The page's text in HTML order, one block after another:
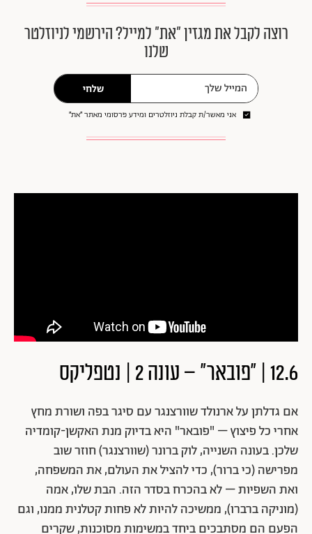
רוצה לקבל את מגזין ״את״ למייל? הירשמי לניוזלטר
שלנו
שלחי
אני מאשר/ת קבלת ניוזלטרים ומידע פרסומי מאתר ״את״
12.6 | "פובאר" – עונה 2 | נטפליקס
אם גדלתן על ארנולד שוורצנגר עם סיגר בפה ושורת מחץ
אחרי כל פיצוץ – "פובאר" היא בדיוק מנת האקשן-קומדיה
שלכן. בעונה השנייה, לוק ברונר (שוורצנגר) חוזר שוב
מפרישה (כי ברור), כדי להציל את העולם, את המשפחה,
ואת השפיות – לא בהכרח בסדר הזה. הבת שלו, אמה
(מוניקה ברברו), ממשיכה להיות לא פחות קטלנית ממנו, וגם
הפעם הם מסתבכים ביחד במשימות מסוכנות, שקרים